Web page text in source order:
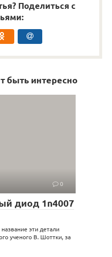
Поделиться с
быть интересно
0
диод 1n4007
эти детали
ученого В. Шоттки, за